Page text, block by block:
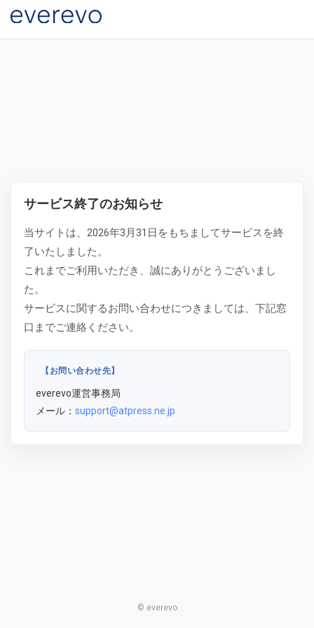
サービス終了のお知らせ
当サイトは、2026年3月31日をもちましてサービスを終
了いたしました。
これまでご利用いただき、誠にありがとうございまし
た。
サービスに関するお問い合わせにつきましては、下記窓
口までご連絡ください。
【お問い合わせ先】
everevo運営事務局
メール： support@atpress.ne.jp
© everevo